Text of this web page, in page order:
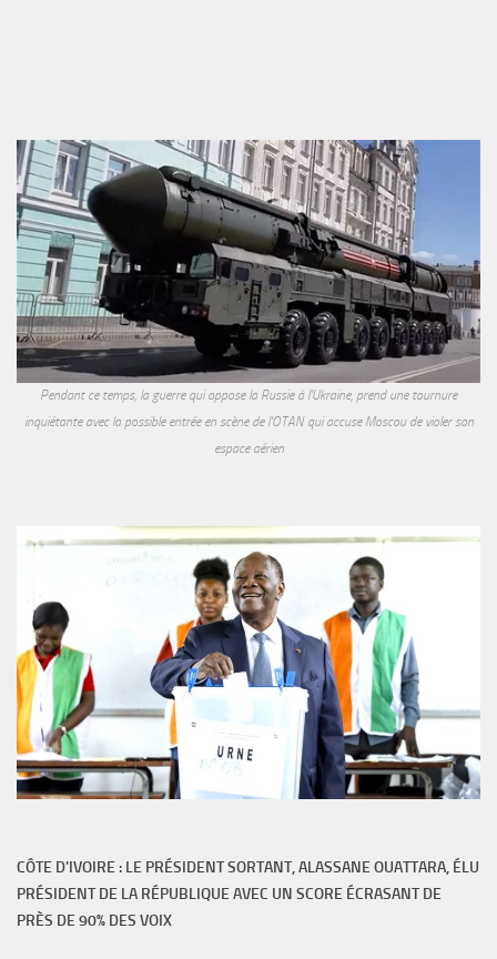
Pendant ce temps, la guerre qui oppose la Russie à l'Ukraine, prend une tournure
inquiétante avec la possible entrée en scène de l'OTAN qui accuse Moscou de violer son
espace aérien
CÔTE D'IVOIRE : LE PRÉSIDENT SORTANT, ALASSANE OUATTARA, ÉLU
PRÉSIDENT DE LA RÉPUBLIQUE AVEC UN SCORE ÉCRASANT DE
PRÈS DE 90% DES VOIX